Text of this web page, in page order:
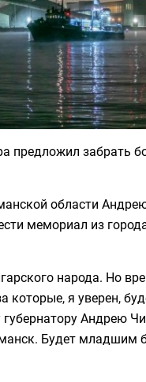
предложил забрать
области
мемориал из
народа. Но
которые, я уверен,
Андрею
Будет младшим